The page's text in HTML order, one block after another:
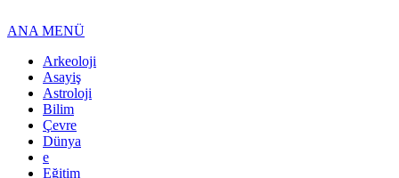
ANA MENÜ
Arkeoloji
Asayiş
Astroloji
Bilim
Çevre
Dünya
e
Eğitim